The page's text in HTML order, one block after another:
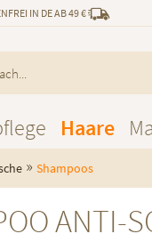
IN DE AB 49 €
Haare
» Shampoos